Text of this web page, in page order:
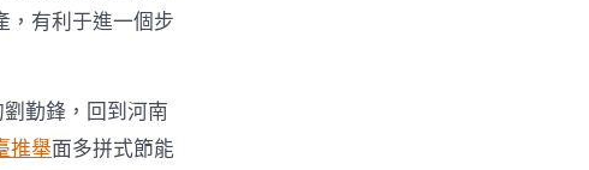
，有利于進一個步
勤鋒，回到河南
推舉面多拼式節能